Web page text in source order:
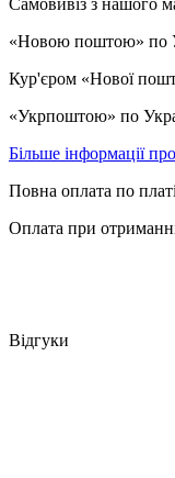
«Новою поштою» по
Кур'єром «Нової
«Укрпоштою» по
Більше інформації
Повна оплата по
Оплата при
Відгуки